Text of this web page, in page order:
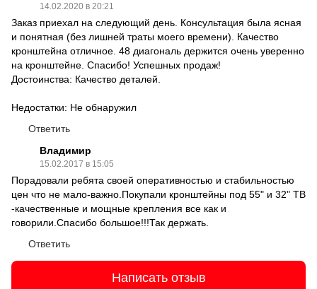
14.02.2020 в 20:21
Заказ приехал на следующий день. Консультация была ясная
и понятная (без лишней траты моего времени). Качество
кронштейна отличное. 48 диагональ держится очень уверенно
на кронштейне. Спасибо! Успешных продаж!
Достоинства: Качество деталей.
Недостатки: Не обнаружил
Ответить
Владимир
15.02.2017 в 15:05
Порадовали ребята своей оперативностью и стабильностью
цен что не мало-важно.Покупали кронштейны под 55" и 32" ТВ
-качественные и мощные крепления все как и
говорили.Спасибо большое!!!Так держать.
Ответить
Написать отзыв